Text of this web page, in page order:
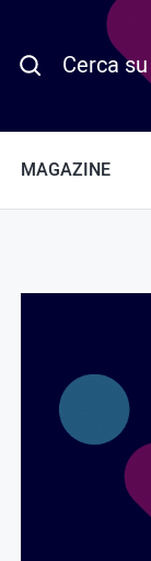
Cerca su
MAGAZINE